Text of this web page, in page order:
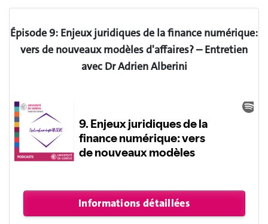
Épisode 9: Enjeux juridiques de la finance numérique:
vers de nouveaux modèles d'affaires? – Entretien
avec Dr Adrien Alberini